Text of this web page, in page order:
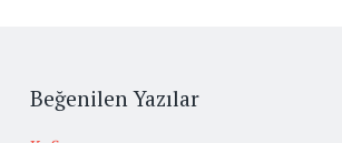
Beğenilen Yazılar